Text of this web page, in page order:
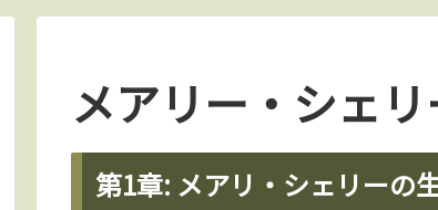
メアリー・シェリ
第1章: メアリ・シェリーの